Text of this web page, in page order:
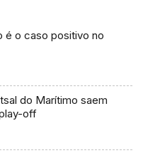
é o caso positivo no
do Marítimo saem
off